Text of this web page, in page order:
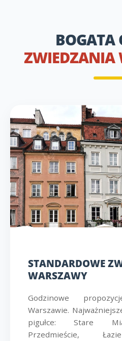
BOGATA
ZWIEDZANIA
STANDARDOWE
WARSZAWY
Godzinowe
Warszawie.
pigułce: Stare
Przedmieście,